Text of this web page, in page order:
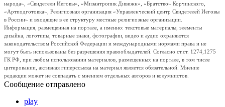
народа», «Свидетели Иеговы», «Мизантропик Дивижн», «Братство» Корчинского,
«Артподготовка», Религиозная организация «Управленческий центр Свидетелей Иеговы
в России» и входящие в ее структуру местные религиозные организации.
Информация, размещенная на портале, а именно: текстовые материалы, элементы
дизайна, логотипы, товарные знаки, фотографии, видео и аудио охраняются
законодательством Российской Федерации и международными нормами права и не
могут быть использованы без разрешения правообладателей. Согласно ст.ст. 1274,1275
ГК РФ, при любом использовании материалов, размещенных на портале, в том числе
цитировании, активная гиперссылка на материал является обязательной. Мнение
редакции может не совпадать с мнением отдельных авторов и колумнистов.
Сообщение отправлено
play